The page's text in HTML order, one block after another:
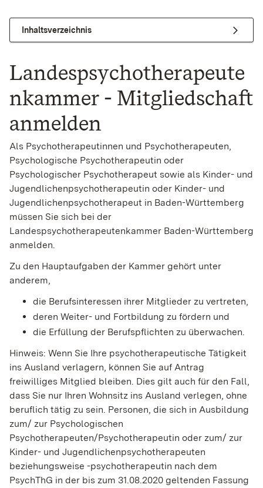
Inhaltsverzeichnis
Landespsychotherapeute
nkammer - Mitgliedschaft
anmelden
Als Psychotherapeutinnen und Psychotherapeuten,
Psychologische Psychotherapeutin oder
Psychologischer Psychotherapeut sowie als Kinder- und
Jugendlichenpsychotherapeutin oder Kinder- und
Jugendlichenpsychotherapeut in Baden-Württemberg
müssen Sie sich bei der
Landespsychotherapeutenkammer Baden-Württemberg
anmelden.
Zu den Hauptaufgaben der Kammer gehört unter
anderem,
die Berufsinteressen ihrer Mitglieder zu vertreten,
deren Weiter- und Fortbildung zu fördern und
die Erfüllung der Berufspflichten zu überwachen.
Hinweis: Wenn Sie Ihre psychotherapeutische Tätigkeit
ins Ausland verlagern, können Sie auf Antrag
freiwilliges Mitglied bleiben. Dies gilt auch für den Fall,
dass Sie nur Ihren Wohnsitz ins Ausland verlegen, ohne
beruflich tätig zu sein. Personen, die sich in Ausbildung
zum/ zur Psychologischen
Psychotherapeuten/Psychotherapeutin oder zum/ zur
Kinder- und Jugendlichenpsychotherapeuten
beziehungsweise -psychotherapeutin nach dem
PsychThG in der bis zum 31.08.2020 geltenden Fassung